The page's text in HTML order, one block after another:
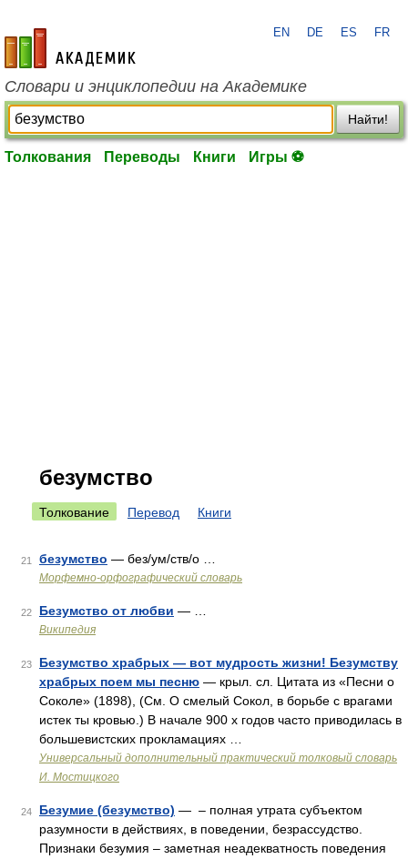
academic.ru
EN DE ES FR
Словари и энциклопедии на Академике
Найти!
Толкования Переводы Книги Игры ⚽
безумство
Толкование Перевод Книги
21 безумство — без/ум/ств/о …
Морфемно-орфографический словарь
22 Безумство от любви — …
Википедия
23
Безумство храбрых — вот мудрость жизни! Безумству
храбрых поем мы песню — крыл. сл. Цитата из «Песни о
Соколе» (1898), (См. О смелый Сокол, в борьбе с врагами
истек ты кровью.) В начале 900 х годов часто приводилась в
большевистских прокламациях …
Универсальный дополнительный практический толковый словарь
И. Мостицкого
24 Безумие (безумство) — – полная утрата субъектом
разумности в действиях, в поведении, безрассудство.
Признаки безумия – заметная неадекватность поведения